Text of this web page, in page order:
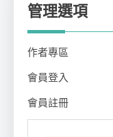
管理選項
作者專區
會員登入
會員註冊